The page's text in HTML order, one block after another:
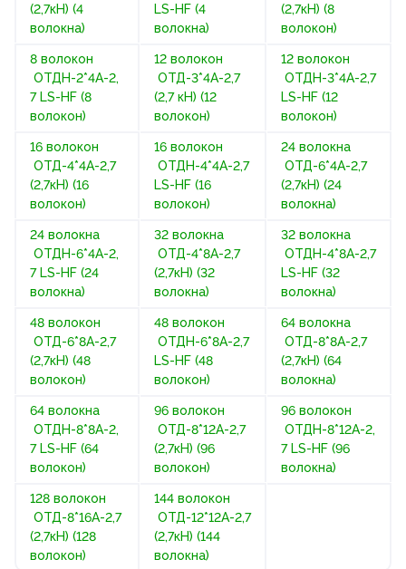
(2,7кН) (4
волокна)
LS-HF (4
волокна)
(2,7кН) (8
волокон)
8 волокон
ОТДН-2*4А-2,
7 LS-HF (8
волокон)
12 волокон
ОТД-3*4А-2,7
(2,7 кН) (12
волокон)
12 волокон
ОТДН-3*4А-2,7
LS-HF (12
волокон)
16 волокон
ОТД-4*4А-2,7
(2,7кН) (16
волокон)
16 волокон
ОТДН-4*4А-2,7
LS-HF (16
волокон)
24 волокна
ОТД-6*4А-2,7
(2,7кН) (24
волокна)
24 волокна
ОТДН-6*4А-2,
7 LS-HF (24
волокна)
32 волокна
ОТД-4*8А-2,7
(2,7кН) (32
волокна)
32 волокна
ОТДН-4*8А-2,7
LS-HF (32
волокна)
48 волокон
ОТД-6*8А-2,7
(2,7кН) (48
волокон)
48 волокон
ОТДН-6*8А-2,7
LS-HF (48
волокон)
64 волокна
ОТД-8*8А-2,7
(2,7кН) (64
волокна)
64 волокна
ОТДН-8*8А-2,
7 LS-HF (64
волокон)
96 волокон
ОТД-8*12А-2,7
(2,7кН) (96
волокон)
96 волокон
ОТДН-8*12А-2,
7 LS-HF (96
волокна)
128 волокон
ОТД-8*16А-2,7
(2,7кН) (128
волокон)
144 волокон
ОТД-12*12А-2,7
(2,7кН) (144
волокна)